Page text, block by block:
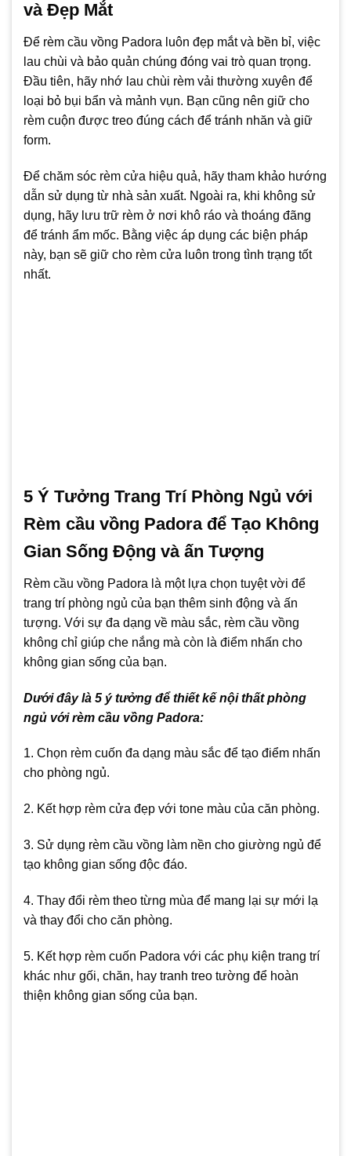
và Đẹp Mắt
Để rèm cầu vồng Padora luôn đẹp mắt và bền bỉ, việc
lau chùi và bảo quản chúng đóng vai trò quan trọng.
Đầu tiên, hãy nhớ lau chùi rèm vải thường xuyên để
loại bỏ bụi bẩn và mảnh vụn. Bạn cũng nên giữ cho
rèm cuộn được treo đúng cách để tránh nhăn và giữ
form.
Để chăm sóc rèm cửa hiệu quả, hãy tham khảo hướng
dẫn sử dụng từ nhà sản xuất. Ngoài ra, khi không sử
dụng, hãy lưu trữ rèm ở nơi khô ráo và thoáng đãng
để tránh ẩm mốc. Bằng việc áp dụng các biện pháp
này, bạn sẽ giữ cho rèm cửa luôn trong tình trạng tốt
nhất.
5 Ý Tưởng Trang Trí Phòng Ngủ với
Rèm cầu vồng Padora để Tạo Không
Gian Sống Động và ấn Tượng
Rèm cầu vồng Padora là một lựa chọn tuyệt vời để
trang trí phòng ngủ của bạn thêm sinh động và ấn
tượng. Với sự đa dạng về màu sắc, rèm cầu vồng
không chỉ giúp che nắng mà còn là điểm nhấn cho
không gian sống của bạn.
Dưới đây là 5 ý tưởng để thiết kế nội thất phòng
ngủ với rèm cầu vồng Padora:
1. Chọn rèm cuốn đa dạng màu sắc để tạo điểm nhấn
cho phòng ngủ.
2. Kết hợp rèm cửa đẹp với tone màu của căn phòng.
3. Sử dụng rèm cầu vồng làm nền cho giường ngủ để
tạo không gian sống độc đáo.
4. Thay đổi rèm theo từng mùa để mang lại sự mới lạ
và thay đổi cho căn phòng.
5. Kết hợp rèm cuốn Padora với các phụ kiện trang trí
khác như gối, chăn, hay tranh treo tường để hoàn
thiện không gian sống của bạn.